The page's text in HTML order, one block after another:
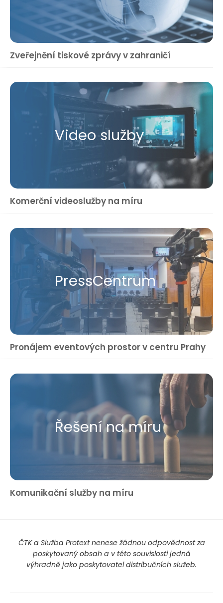
Zveřejnění tiskové zprávy v zahraničí
Video služby
Komerční videoslužby na míru
Press​Centrum
Pronájem eventových prostor v centru Prahy
Řešení na míru
Komunikační služby na míru
ČTK a Služba Protext nenese žádnou odpovědnost za
poskytovaný obsah a v této souvislosti jedná
výhradně jako poskytovatel distribučních služeb.